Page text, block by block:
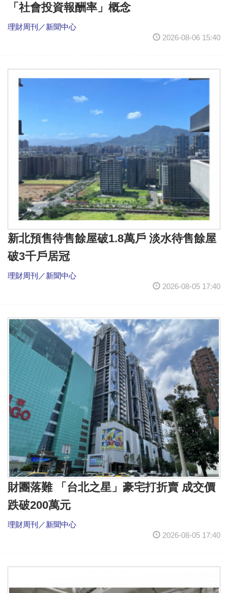
「社會投資報酬率」概念
理財周刊／新聞中心
2026-08-06 15:40
新北預售待售餘屋破1.8萬戶 淡水待售餘屋
破3千戶居冠
理財周刊／新聞中心
2026-08-05 17:40
財團落難 「台北之星」豪宅打折賣 成交價
跌破200萬元
理財周刊／新聞中心
2026-08-05 17:40